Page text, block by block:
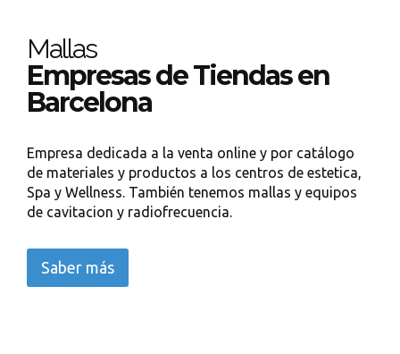
Mallas
Empresas de Tiendas en
Barcelona
Empresa dedicada a la venta online y por catálogo
de materiales y productos a los centros de estetica,
Spa y Wellness. También tenemos mallas y equipos
de cavitacion y radiofrecuencia.
Saber más